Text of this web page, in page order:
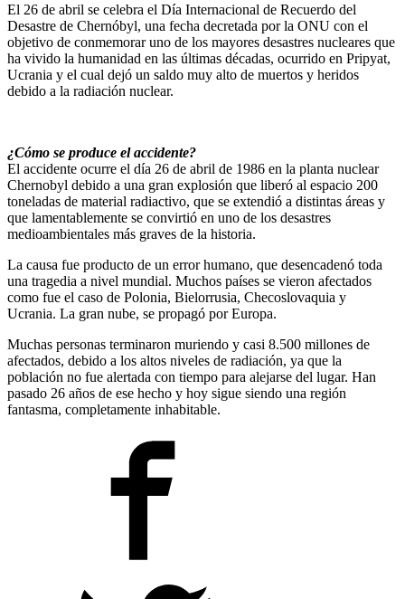
El 26 de abril se celebra el Día Internacional de Recuerdo del
Desastre de Chernóbyl, una fecha decretada por la ONU con el
objetivo de conmemorar uno de los mayores desastres nucleares que
ha vivido la humanidad en las últimas décadas, ocurrido en Pripyat,
Ucrania y el cual dejó un saldo muy alto de muertos y heridos
debido a la radiación nuclear.
¿Cómo se produce el accidente?
El accidente ocurre el día 26 de abril de 1986 en la planta nuclear
Chernobyl debido a una gran explosión que liberó al espacio 200
toneladas de material radiactivo, que se extendió a distintas áreas y
que lamentablemente se convirtió en uno de los desastres
medioambientales más graves de la historia.
La causa fue producto de un error humano, que desencadenó toda
una tragedia a nivel mundial. Muchos países se vieron afectados
como fue el caso de Polonia, Bielorrusia, Checoslovaquia y
Ucrania. La gran nube, se propagó por Europa.
Muchas personas terminaron muriendo y casi 8.500 millones de
afectados, debido a los altos niveles de radiación, ya que la
población no fue alertada con tiempo para alejarse del lugar. Han
pasado 26 años de ese hecho y hoy sigue siendo una región
fantasma, completamente inhabitable.